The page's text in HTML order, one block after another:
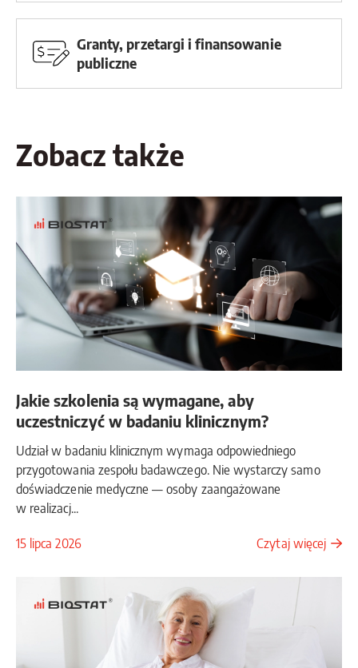
Zobacz także
Jakie szkolenia są wymagane, aby
uczestniczyć w badaniu klinicznym?
Udział w badaniu klinicznym wymaga odpowiedniego
przygotowania zespołu badawczego. Nie wystarczy samo
doświadczenie medyczne — osoby zaangażowane
w realizacj...
15 lipca 2026 Czytaj więcej
Granty, przetargi i finansowanie
publiczne